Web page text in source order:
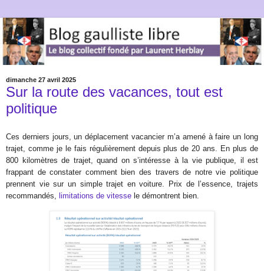
dimanche 27 avril 2025
Sur la route des vacances, tout est
politique
Ces derniers jours, un déplacement vacancier m’a amené à faire un long
trajet, comme je le fais régulièrement depuis plus de 20 ans. En plus de
800 kilomètres de trajet, quand on s’intéresse à la vie publique, il est
frappant de constater comment bien des travers de notre vie politique
prennent vie sur un simple trajet en voiture. Prix de l’essence, trajets
recommandés, limitations de vitesse le démontrent bien.